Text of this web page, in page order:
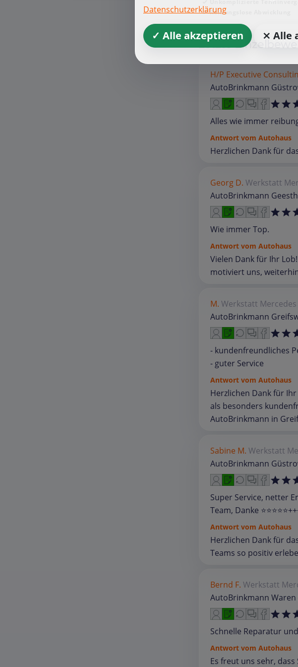
Unkomplizierte
Reibungslose Abwicklung
Letzte
H/P Executive
AutoBrinkmann
Alles wie immer
Antwort vom Autohaus
Herzlichen Dank für
Georg D. Werkstatt
AutoBrinkmann
Wie immer Top.
Antwort vom Autohaus
Vielen Dank für Ihr
motiviert uns,
M. Werkstatt Mercedes
AutoBrinkmann
- kundenfreundliches
- guter Service
Antwort vom Autohaus
Herzlichen Dank für
als besonders
AutoBrinkmann in
Sabine M. Werkstatt
AutoBrinkmann
Super Service, netter
Team, Danke
Antwort vom Autohaus
Herzlichen Dank für
Teams so positiv
Bernd F. Werkstatt
AutoBrinkmann Waren
Schnelle Reparatur
Antwort vom Autohaus
Es freut uns sehr,
Datenschutzerklärung
✓ Alle akzeptieren ⨯ Alle